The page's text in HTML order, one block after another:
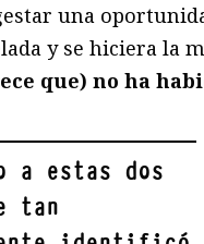
una
y se hiciera la
que) no ha
a estas dos
tan